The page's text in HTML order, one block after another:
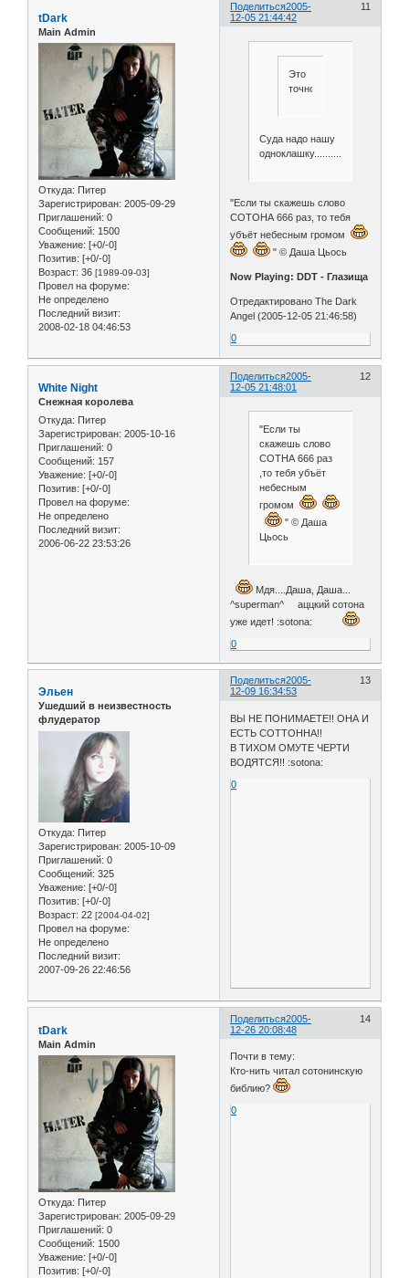
Поделиться 11
2005-
12-05 21:44:42
tDark
Main Admin
Откуда: Питер
Зарегистрирован: 2005-09-29
Приглашений: 0
Сообщений: 1500
Уважение: [+0/-0]
Позитив: [+0/-0]
Возраст: 36 [1989-09-03]
Провел на форуме:
Не определено
Последний визит:
2008-02-18 04:46:53
Это
точно!
Суда надо нашу
одноклашку..........
"Если ты скажешь слово
СОТОНА 666 раз, то тебя
убъёт небесным громом
" © Даша Цьось
Now Playing: DDT - Глазища
Отредактировано The Dark
Angel (2005-12-05 21:46:58)
0
Поделиться 12
2005-
12-05 21:48:01
White Night
Снежная королева
Откуда: Питер
Зарегистрирован: 2005-10-16
Приглашений: 0
Сообщений: 157
Уважение: [+0/-0]
Позитив: [+0/-0]
Провел на форуме:
Не определено
Последний визит:
2006-06-22 23:53:26
"Если ты
скажешь слово
СОТНА 666 раз
,то тебя убъёт
небесным
громом
" © Даша
Цьось
Мдя....Даша, Даша...
^superman^ аццкий сотона
уже идет! :sotona:
0
Поделиться 13
2005-
12-09 16:34:53
Эльен
Ушедший в неизвестность
флудератор
Откуда: Питер
Зарегистрирован: 2005-10-09
Приглашений: 0
Сообщений: 325
Уважение: [+0/-0]
Позитив: [+0/-0]
Возраст: 22 [2004-04-02]
Провел на форуме:
Не определено
Последний визит:
2007-09-26 22:46:56
ВЫ НЕ ПОНИМАЕТЕ!! ОНА И
ЕСТЬ СОТТОННА!!
В ТИХОМ ОМУТЕ ЧЕРТИ
ВОДЯТСЯ!! :sotona:
0
Поделиться 14
2005-
12-26 20:08:48
tDark
Main Admin
Откуда: Питер
Зарегистрирован: 2005-09-29
Приглашений: 0
Сообщений: 1500
Уважение: [+0/-0]
Позитив: [+0/-0]
Почти в тему:
Кто-нить читал сотонинскую
библию?
0